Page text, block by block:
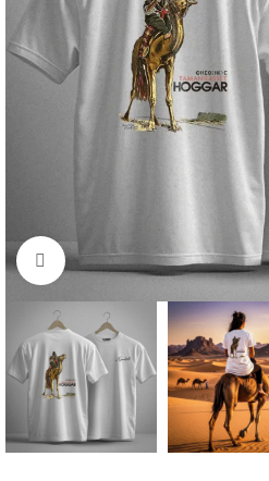
Agrandir